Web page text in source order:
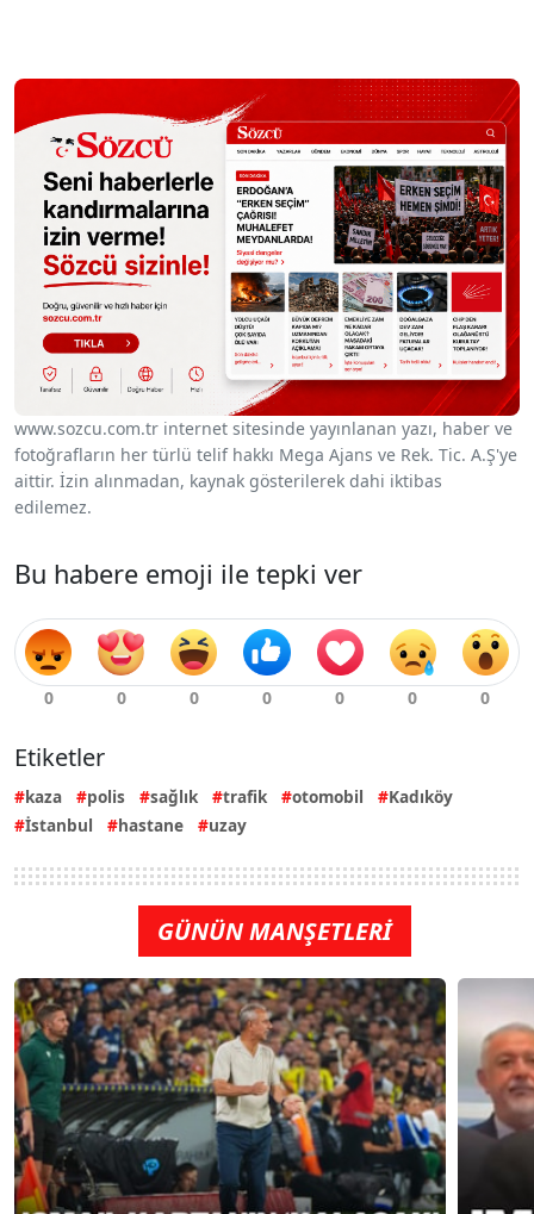
www.sozcu.com.tr internet sitesinde yayınlanan yazı, haber ve
fotoğrafların her türlü telif hakkı Mega Ajans ve Rek. Tic. A.Ş'ye
aittir. İzin alınmadan, kaynak gösterilerek dahi iktibas
edilemez.
Bu habere emoji ile tepki ver
Etiketler
kaza polis sağlık trafik otomobil
Kadıköy
İstanbul
hastane uzay
GÜNÜN MANŞETLERİ